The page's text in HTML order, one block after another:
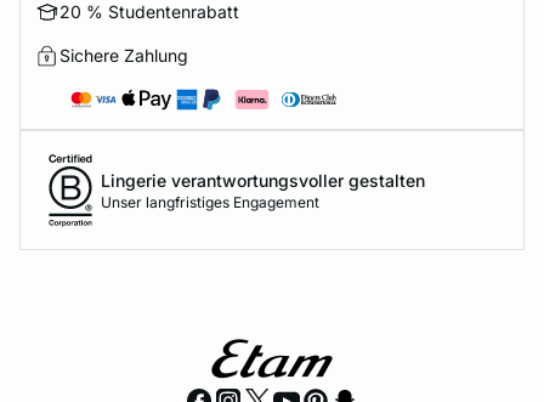
20 % Studentenrabatt
Sichere Zahlung
Lingerie verantwortungsvoller gestalten
Unser langfristiges Engagement